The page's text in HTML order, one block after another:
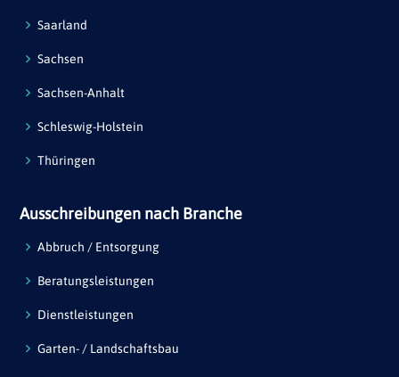
Saarland
Sachsen
Sachsen-Anhalt
Schleswig-Holstein
Thüringen
Ausschreibungen nach Branche
Abbruch / Entsorgung
Beratungsleistungen
Dienstleistungen
Garten- / Landschaftsbau